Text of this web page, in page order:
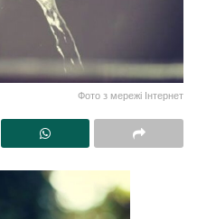
Фото з мережі Інтернет